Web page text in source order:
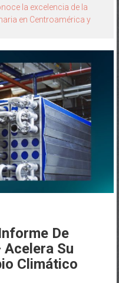
De
Su
Climático
0 comentarios